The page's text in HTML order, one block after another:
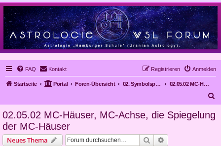
FAQ Kontakt Anmelden
Registrieren
Startseite Portal Foren-Übersicht 02. Symbolsprache Astrologie
02.05.02 MC-Häuser, MC-Achse, die Spiegelung der MC-Häuser
02.05.02 MC-Häuser, MC-Achse, die Spiegelung
der MC-Häuser
Neues Thema Suche